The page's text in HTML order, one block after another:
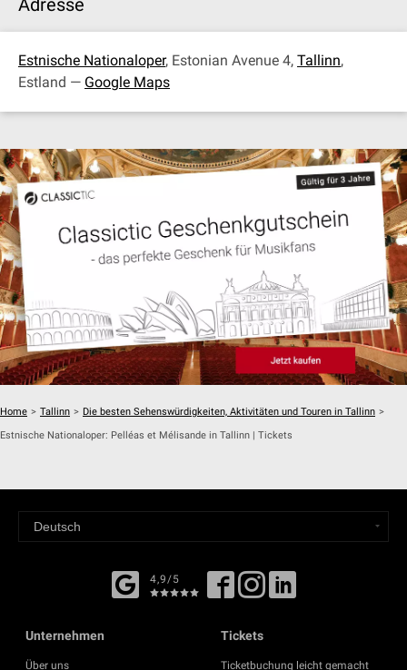
Adresse
Estnische Nationaloper, Estonian Avenue 4, Tallinn,
Estland — Google Maps
Home > Tallinn > Die besten Sehenswürdigkeiten, Aktivitäten und Touren in Tallinn >
Estnische Nationaloper: Pelléas et Mélisande in Tallinn | Tickets
4,9/5
Unternehmen
Über uns
Tickets
Ticketbuchung leicht gemacht